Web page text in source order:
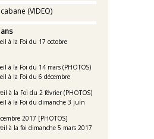
(VIDEO)
à la Foi du 17 octobre
à la Foi du 14 mars (PHOTOS)
à la Foi du 6 décembre
à la Foi du 2 février (PHOTOS)
à la Foi du dimanche 3 juin
2017 [PHOTOS]
à la foi dimanche 5 mars 2017